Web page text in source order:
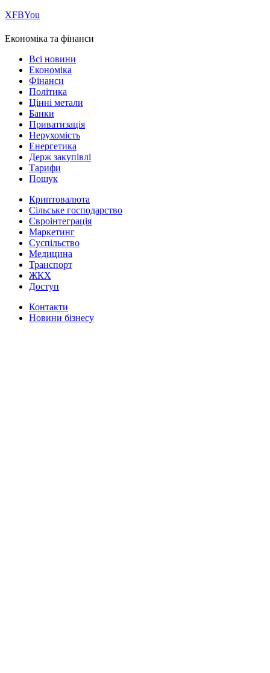
ХFBYou
Економіка та фінанси
Всі новини
Економіка
Фінанси
Політика
Цінні метали
Банки
Приватизація
Нерухомість
Енергетика
Держ закупівлі
Тарифи
Пошук
Криптовалюта
Сільське господарство
Євроінтеграція
Маркетинг
Суспільство
Медицина
Транспорт
ЖКХ
Доступ
Контакти
Новини бізнесу